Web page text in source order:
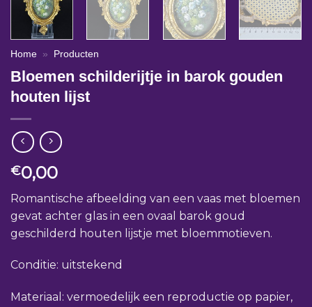
Home » Producten
Bloemen schilderijtje in barok gouden
houten lijst
€0,00
Romantische afbeelding van een vaas met bloemen
gevat achter glas in een ovaal barok goud
geschilderd houten lijstje met bloemmotieven.
Conditie: uitstekend
Materiaal: vermoedelijk een reproductie op papier,